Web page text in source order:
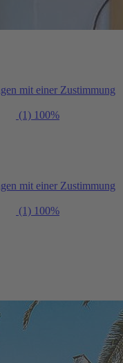
mit einer Zustimmung
(1) 100%
mit einer Zustimmung
(1) 100%